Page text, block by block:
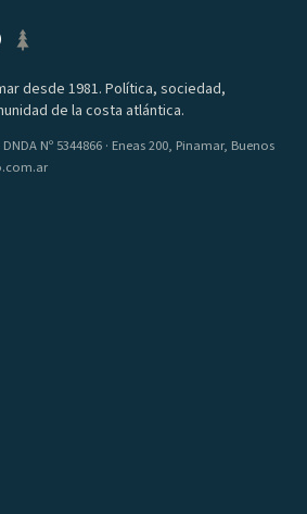
desde 1981. Política, sociedad,
de la costa atlántica.
Nº 5344866 · Eneas 200, Pinamar, Buenos